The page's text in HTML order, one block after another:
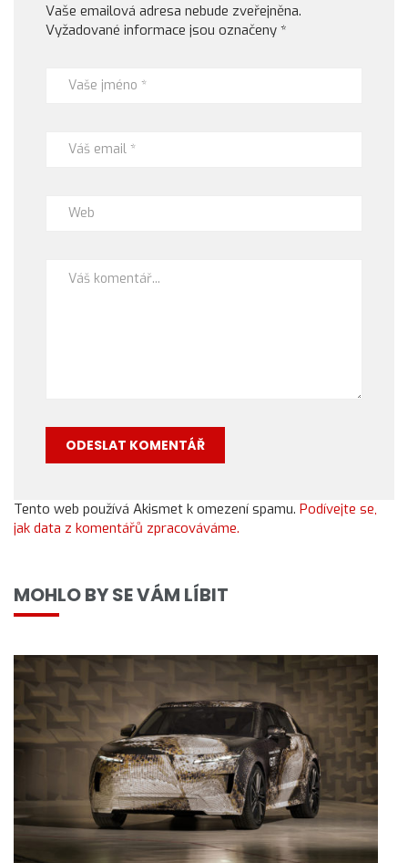
Vaše emailová adresa nebude zveřejněna.
Vyžadované informace jsou označeny *
Tento web používá Akismet k omezení spamu. Podívejte se,
jak data z komentářů zpracováváme.
MOHLO BY SE VÁM LÍBIT